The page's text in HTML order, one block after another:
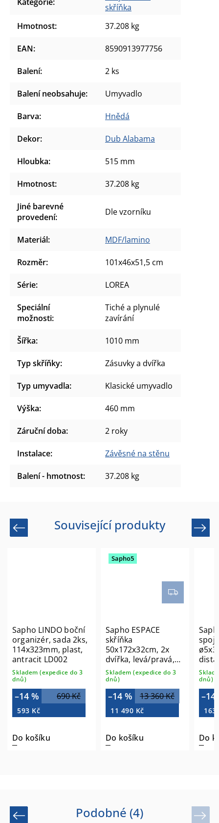
skříňka
Hmotnost: 37.208 kg
EAN: 8590913977756
Balení: 2 ks
Balení neobsahuje: Umyvadlo
Barva: Hnědá
Dekor: Dub Alabama
Hloubka: 515 mm
Hmotnost: 37.208 kg
Jiné barevné
provedení: Dle vzorníku
Materiál: MDF/lamino
Rozměr: 101x46x51,5 cm
Série: LOREA
Speciální
možnosti:
Tiché a plynulé
zavírání
Šířka: 1010 mm
Typ skříňky: Zásuvky a dvířka
Typ umyvadla: Klasické umyvadlo
Výška: 460 mm
Záruční doba: 2 roky
Instalace: Závěsné na stěnu
Balení - hmotnost: 37.208 kg
Související produkty
Previous
Sapho LINDO boční
organizér, sada 2ks,
114x323mm, plast,
antracit LD002
Skladem (expedice do 3
dnů)
690 Kč
–14 %
593 Kč
Do košíku
Sapho5
Sapho ESPACE
skříňka
50x172x32cm, 2x
dvířka, levá/pravá,
dub alabama
ESC450-2222
Skladem (expedice do 3
dnů)
13 360 Kč
–14 %
11 490 Kč
Do košíku
mezi
dnů)
–14
163
Do
Next
Podobné (4)
Previous Next